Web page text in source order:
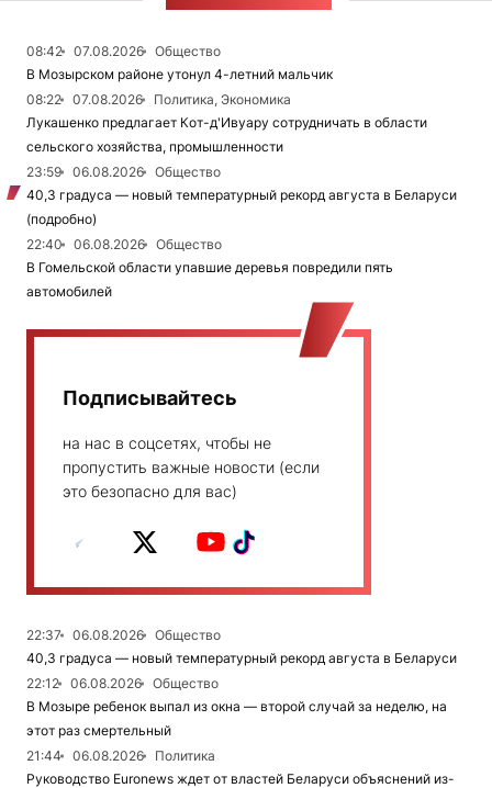
08:42 07.08.2026
Общество
В Мозырском районе утонул 4-летний мальчик
08:22
07.08.2026
Политика, Экономика
Лукашенко предлагает Кот-д'Ивуару сотрудничать в области
сельского хозяйства, промышленности
23:59
06.08.2026
Общество
40,3 градуса — новый температурный рекорд августа в Беларуси
(подробно)
22:40
06.08.2026
Общество
В Гомельской области упавшие деревья повредили пять
автомобилей
Подписывайтесь
на нас в соцсетях, чтобы не
пропустить важные новости (если
это безопасно для вас)
22:37 06.08.2026
Общество
40,3 градуса — новый температурный рекорд августа в Беларуси
22:12
06.08.2026
Общество
В Мозыре ребенок выпал из окна — второй случай за неделю, на
этот раз смертельный
21:44
06.08.2026
Политика
Руководство Euronews ждет от властей Беларуси объяснений из-